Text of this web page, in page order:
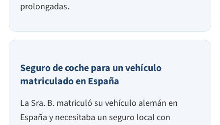
prolongadas.
Seguro de coche para un vehículo
matriculado en España
La Sra. B. matriculó su vehículo alemán en
España y necesitaba un seguro local con